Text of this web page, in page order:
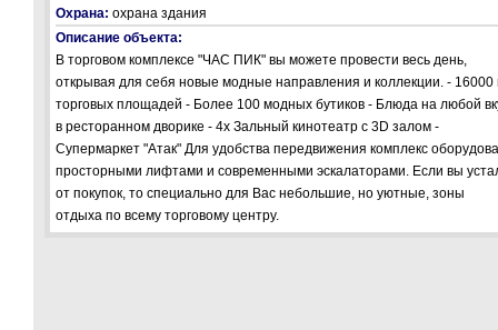
Охрана: охрана здания
Описание объекта:
В торговом комплексе "ЧАС ПИК" вы можете провести весь день,
открывая для себя новые модные направления и коллекции. - 16000
торговых площадей - Более 100 модных бутиков - Блюда на любой
в ресторанном дворике - 4х Зальный кинотеатр с 3D залом -
Супермаркет "Атак" Для удобства передвижения комплекс
просторными лифтами и современными эскалаторами. Если вы
от покупок, то специально для Вас небольшие, но уютные, зоны
отдыха по всему торговому центру.